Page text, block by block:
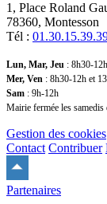
1, Place Roland
78360, Montesson
Tél :
Lun, Mar, Jeu : 8h30-
Mer, Ven : 8h30-12h et
Sam : 9h-12h
Mairie fermée les samedis
Gestion des cookies
Contact Contribuer
haut
Partenaires